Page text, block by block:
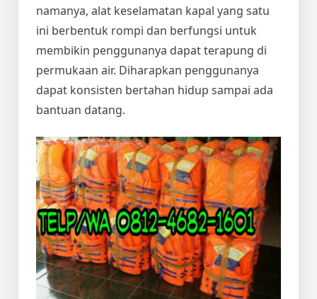
namanya, alat keselamatan kapal yang satu
ini berbentuk rompi dan berfungsi untuk
membikin penggunanya dapat terapung di
permukaan air. Diharapkan penggunanya
dapat konsisten bertahan hidup sampai ada
bantuan datang.